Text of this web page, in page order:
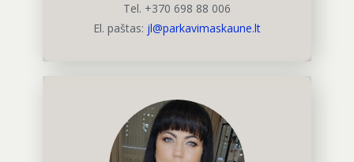
Tel. +370 698 88 006
El. paštas: jl@parkavimaskaune.lt